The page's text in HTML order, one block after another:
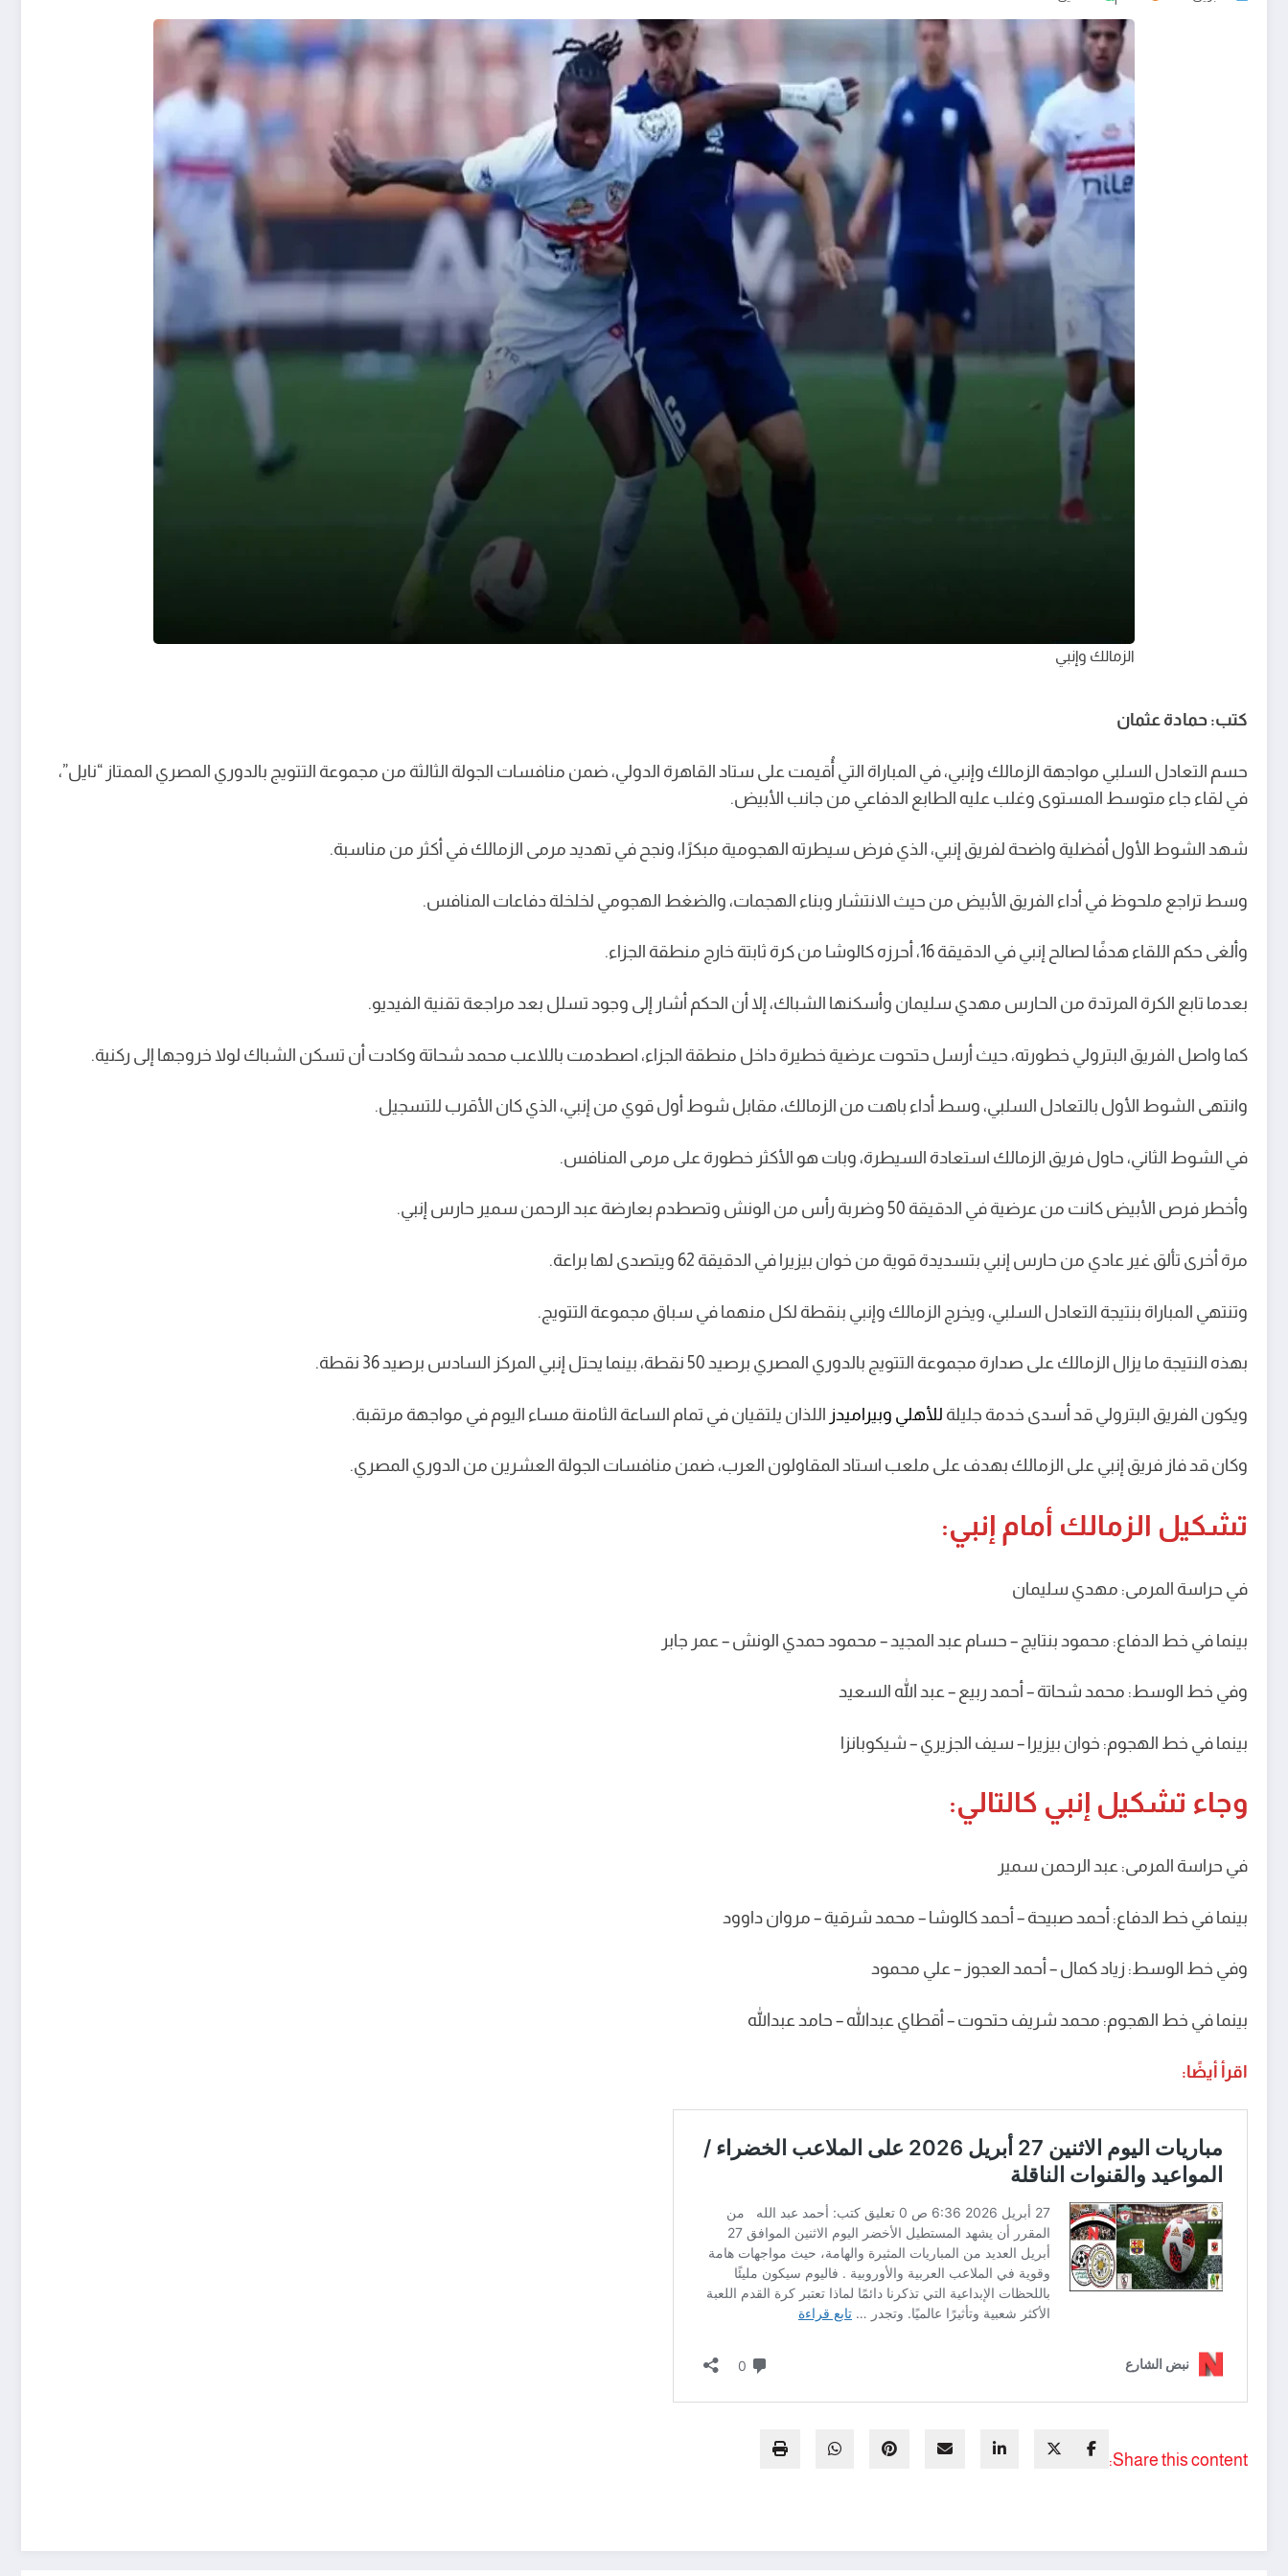
الزمالك وإنبي
كتب: حمادة عثمان
حسم التعادل السلبي مواجهة الزمالك وإنبي، في المباراة التي أُقيمت على ستاد القاهرة الدولي، ضمن منافسات الجولة الثالثة من مجموعة التتويج بالدوري المصري الممتاز “نايل”،
في لقاء جاء متوسط المستوى وغلب عليه الطابع الدفاعي من جانب الأبيض.
شهد الشوط الأول أفضلية واضحة لفريق إنبي، الذي فرض سيطرته الهجومية مبكرًا، ونجح في تهديد مرمى الزمالك في أكثر من مناسبة.
وسط تراجع ملحوظ في أداء الفريق الأبيض من حيث الانتشار وبناء الهجمات، والضغط الهجومي لخلخلة دفاعات المنافس.
وألغى حكم اللقاء هدفًا لصالح إنبي في الدقيقة 16، أحرزه كالوشا من كرة ثابتة خارج منطقة الجزاء.
بعدما تابع الكرة المرتدة من الحارس مهدي سليمان وأسكنها الشباك، إلا أن الحكم أشار إلى وجود تسلل بعد مراجعة تقنية الفيديو.
كما واصل الفريق البترولي خطورته، حيث أرسل حتحوت عرضية خطيرة داخل منطقة الجزاء، اصطدمت باللاعب محمد شحاتة وكادت أن تسكن الشباك لولا خروجها إلى ركنية.
وانتهى الشوط الأول بالتعادل السلبي، وسط أداء باهت من الزمالك، مقابل شوط أول قوي من إنبي، الذي كان الأقرب للتسجيل.
في الشوط الثاني، حاول فريق الزمالك استعادة السيطرة، وبات هو الأكثر خطورة على مرمى المنافس.
وأخطر فرص الأبيض كانت من عرضية في الدقيقة 50 وضربة رأس من الونش وتصطدم بعارضة عبد الرحمن سمير حارس إنبي.
مرة أخرى تألق غير عادي من حارس إنبي بتسديدة قوية من خوان بيزيرا في الدقيقة 62 ويتصدى لها براعة.
وتنتهي المباراة بنتيجة التعادل السلبي، ويخرج الزمالك وإنبي بنقطة لكل منهما في سباق مجموعة التتويج.
بهذه النتيجة ما يزال الزمالك على صدارة مجموعة التتويج بالدوري المصري برصيد 50 نقطة، بينما يحتل إنبي المركز السادس برصيد 36 نقطة.
ويكون الفريق البترولي قد أسدى خدمة جليلة للأهلي وبيراميدز اللذان يلتقيان في تمام الساعة الثامنة مساء اليوم في مواجهة مرتقبة.
وكان قد فاز فريق إنبي على الزمالك بهدف على ملعب استاد المقاولون العرب، ضمن منافسات الجولة العشرين من الدوري المصري.
تشكيل الزمالك أمام إنبي:
في حراسة المرمى: مهدي سليمان
بينما في خط الدفاع: محمود بنتايج – حسام عبد المجيد – محمود حمدي الونش – عمر جابر
وفي خط الوسط: محمد شحاتة – أحمد ربيع – عبد الله السعيد
بينما في خط الهجوم: خوان بيزيرا – سيف الجزيري – شيكوبانزا
وجاء تشكيل إنبي كالتالي:
في حراسة المرمى: عبد الرحمن سمير
بينما في خط الدفاع: أحمد صبيحة – أحمد كالوشا – محمد شرقية – مروان داوود
وفي خط الوسط: زياد كمال – أحمد العجوز – علي محمود
بينما في خط الهجوم: محمد شريف حتحوت – أقطاي عبدالله – حامد عبدالله
اقرأ أيضًا:
Share this content: